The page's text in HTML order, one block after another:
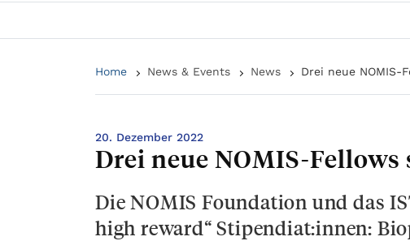
Home News & Events News Drei neue NOMIS-
20. Dezember 2022
Drei neue NOMIS-
Die NOMIS Foundation und das
high reward“ Stipendiat:innen: